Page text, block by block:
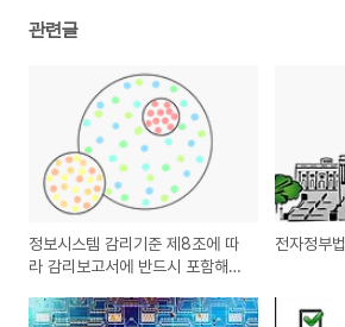
관련글
정보시스템 감리기준 제8조에 따
라 감리보고서에 반드시 포함해야
전자정부법